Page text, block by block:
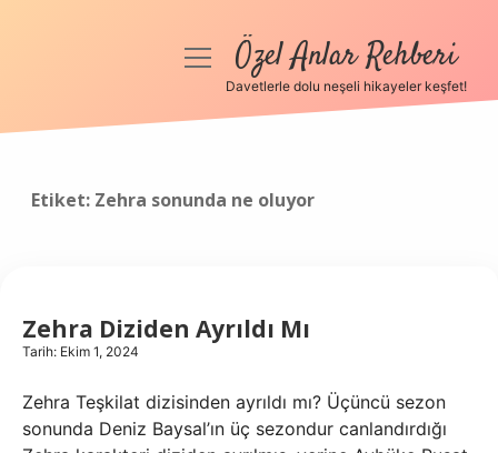
Anasayfa
menüyüÖzel Anlar Rehberi
Davetlerle dolu neşeli hikayeler keşfet!
Etiket: Zehra sonunda ne oluyor
Zehra Diziden Ayrıldı Mı
Tarih: Ekim 1, 2024
Zehra Teşkilat dizisinden ayrıldı mı? Üçüncü sezon
sonunda Deniz Baysal’ın üç sezondur canlandırdığı